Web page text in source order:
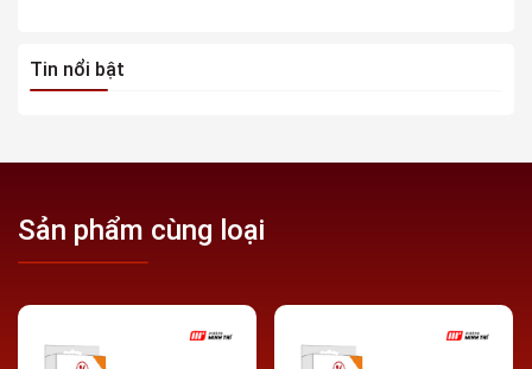
luôn được đánh giá cao về chất lượng cũng như giá cả.
Bởi tại trung tâm, dịch vụ thay pin điên thoại luôn sử dụng
nhanh chóng mang máy đến trung tâm để được khắc
Tin nổi bật
Sản phẩm cùng loại